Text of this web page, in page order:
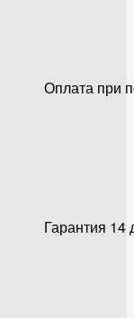
Оплата при
Гарантия 14